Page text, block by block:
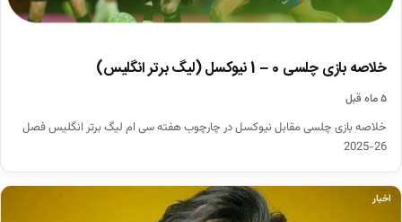
خلاصه بازی چلسی 0 – 1 نیوکسل (لیگ برتر انگلیس)
۵ ماه قبل
خلاصه بازی چلسی مقابل نیوکسل در چارچوب هفته سی ام لیگ برتر انگلیس فصل
26-2025
اخبار